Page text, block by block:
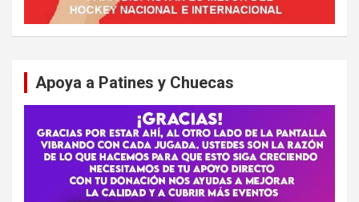
Apoya a Patines y Chuecas